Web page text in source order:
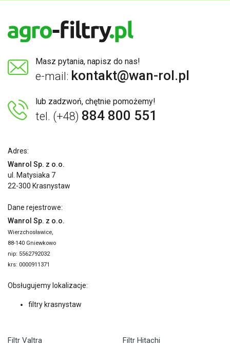
Masz pytania, napisz do nas!
e-mail: kontakt@wan-rol.pl
lub zadzwoń, chętnie pomożemy!
tel. (+48) 884 800 551
Adres:
Wanrol Sp. z o.o.
ul. Matysiaka 7
22-300 Krasnystaw
Dane rejestrowe:
Wanrol Sp. z o.o.
Wierzchosławice,
88-140 Gniewkowo
nip: 5562792032
krs: 0000911371
Obsługujemy lokalizacje:
filtry krasnystaw
Filtr Valtra Filtr Hitachi